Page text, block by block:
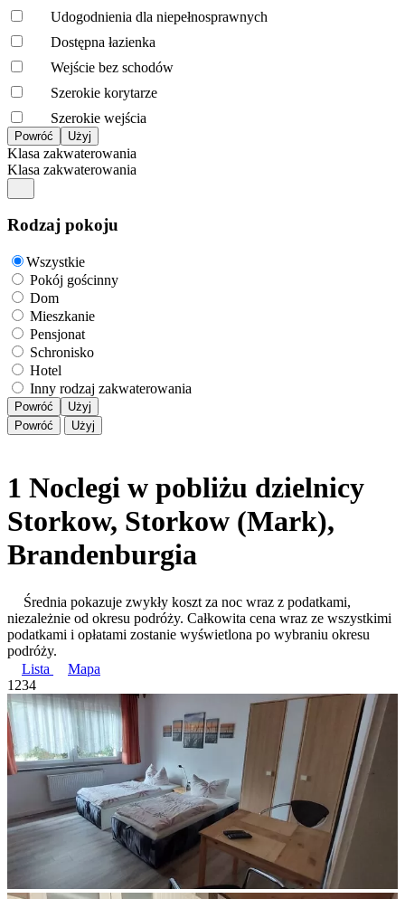
Udogodnienia dla niepełnosprawnych
Dostępna łazienka
Wejście bez schodów
Szerokie korytarze
Szerokie wejścia
Klasa zakwaterowania
Klasa zakwaterowania
Rodzaj pokoju
Wszystkie
Pokój gościnny
Dom
Mieszkanie
Pensjonat
Schronisko
Hotel
Inny rodzaj zakwaterowania
Powróć
Użyj
Powróć
Użyj
1 Noclegi w pobliżu dzielnicy
Storkow, Storkow (Mark),
Brandenburgia
Średnia pokazuje zwykły koszt za noc wraz z podatkami,
niezależnie od okresu podróży. Całkowita cena wraz ze wszystkimi
podatkami i opłatami zostanie wyświetlona po wybraniu okresu
podróży.
Lista
Mapa
1 234